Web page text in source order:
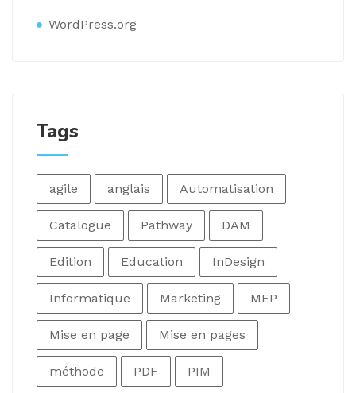
WordPress.org
Tags
agile anglais Automatisation
Catalogue Pathway DAM
Edition Education InDesign
Informatique Marketing MEP
Mise en page Mise en pages
méthode PDF PIM